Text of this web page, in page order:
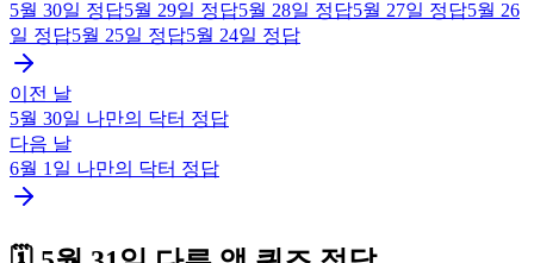
5월 30일 정답5월 29일 정답5월 28일 정답5월 27일 정답5월 26
일 정답5월 25일 정답5월 24일 정답
이전 날
5월 30일 나만의 닥터 정답
다음 날
6월 1일 나만의 닥터 정답